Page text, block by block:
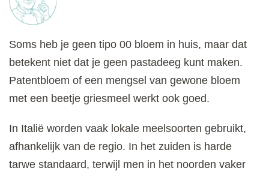
Soms heb je geen tipo 00 bloem in huis, maar dat
betekent niet dat je geen pastadeeg kunt maken.
Patentbloem of een mengsel van gewone bloem
met een beetje griesmeel werkt ook goed.
In Italië worden vaak lokale meelsoorten gebruikt,
afhankelijk van de regio. In het zuiden is harde
tarwe standaard, terwijl men in het noorden vaker